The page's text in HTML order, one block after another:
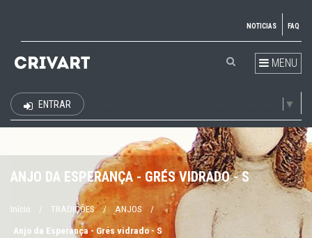
NOTICIAS FAQ
MENU
▼
ENTRAR
ANJO DA ESPERANÇA - GRÉS VIDRADO - S
Início / TRADIÇÕES / ANJOS /
Anjo da Esperança - Grés vidrado - S